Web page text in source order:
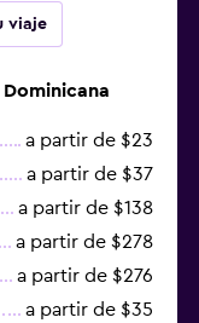
viaje
a partir de $23
a partir de $37
a partir de $138
a partir de $278
a partir de $276
a partir de $35